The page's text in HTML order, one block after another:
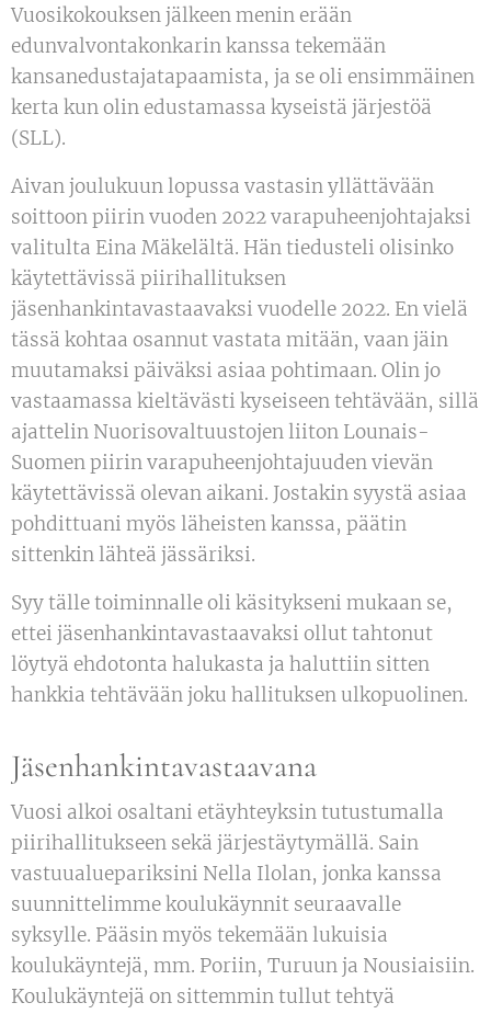
Vuosikokouksen jälkeen menin erään
edunvalvontakonkarin kanssa tekemään
kansanedustajatapaamista, ja se oli ensimmäinen
kerta kun olin edustamassa kyseistä järjestöä
(SLL).
Aivan joulukuun lopussa vastasin yllättävään
soittoon piirin vuoden 2022 varapuheenjohtajaksi
valitulta Eina Mäkelältä. Hän tiedusteli olisinko
käytettävissä piirihallituksen
jäsenhankintavastaavaksi vuodelle 2022. En vielä
tässä kohtaa osannut vastata mitään, vaan jäin
muutamaksi päiväksi asiaa pohtimaan. Olin jo
vastaamassa kieltävästi kyseiseen tehtävään, sillä
ajattelin Nuorisovaltuustojen liiton Lounais-
Suomen piirin varapuheenjohtajuuden vievän
käytettävissä olevan aikani. Jostakin syystä asiaa
pohdittuani myös läheisten kanssa, päätin
sittenkin lähteä jässäriksi.
Syy tälle toiminnalle oli käsitykseni mukaan se,
ettei jäsenhankintavastaavaksi ollut tahtonut
löytyä ehdotonta halukasta ja haluttiin sitten
hankkia tehtävään joku hallituksen ulkopuolinen.
Jäsenhankintavastaavana
Vuosi alkoi osaltani etäyhteyksin tutustumalla
piirihallitukseen sekä järjestäytymällä. Sain
vastuualuepariksini Nella Ilolan, jonka kanssa
suunnittelimme koulukäynnit seuraavalle
syksylle. Pääsin myös tekemään lukuisia
koulukäyntejä, mm. Poriin, Turuun ja Nousiaisiin.
Koulukäyntejä on sittemmin tullut tehtyä